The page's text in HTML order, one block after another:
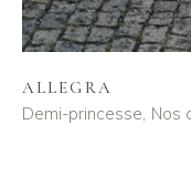
ALLEGRA
Demi-princesse Nos